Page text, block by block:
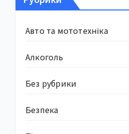
Авто та мототехніка
Алкоголь
Без рубрики
Безпека